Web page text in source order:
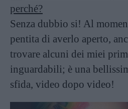
perché?
Senza dubbio si! Al
pentita di averlo aperto,
trovare alcuni dei miei
inguardabili; è una
sfida, video dopo video!